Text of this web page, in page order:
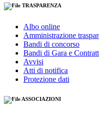
TRASPARENZA
Albo online
Amministrazione
Bandi di concorso
Bandi di Gara e
Avvisi
Atti di notifica
Protezione dati
ASSOCIAZIONI